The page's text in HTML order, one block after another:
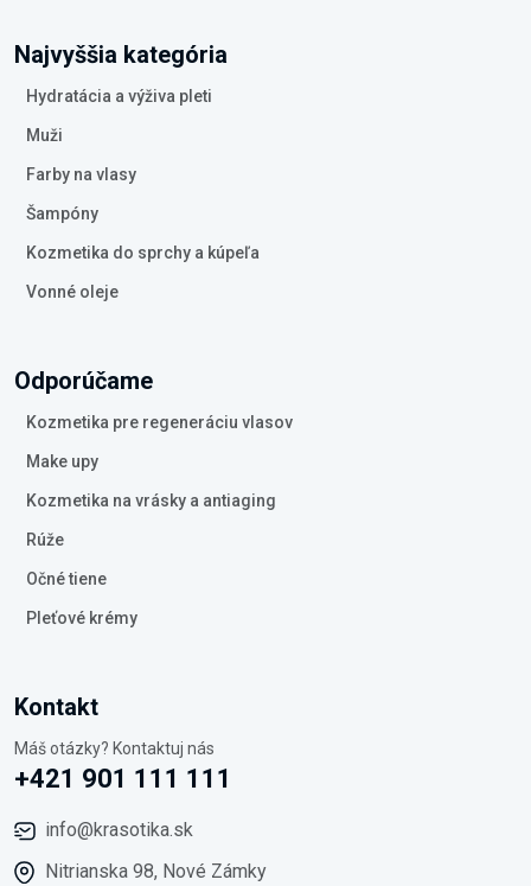
Najvyššia kategória
Hydratácia a výživa pleti
Muži
Farby na vlasy
Šampóny
Kozmetika do sprchy a kúpeľa
Vonné oleje
Odporúčame
Kozmetika pre regeneráciu vlasov
Make upy
Kozmetika na vrásky a antiaging
Rúže
Očné tiene
Pleťové krémy
Kontakt
Máš otázky? Kontaktuj nás
+421 901 111 111
info@krasotika.sk
Nitrianska 98, Nové Zámky